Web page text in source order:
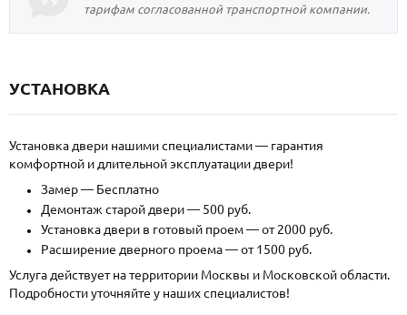
тарифам согласованной транспортной компании.
УСТАНОВКА
Установка двери нашими специалистами — гарантия
комфортной и длительной эксплуатации двери!
Замер — Бесплатно
Демонтаж старой двери — 500 руб.
Установка двери в готовый проем — от 2000 руб.
Расширение дверного проема — от 1500 руб.
Услуга действует на территории Москвы и Московской области.
Подробности уточняйте у наших специалистов!